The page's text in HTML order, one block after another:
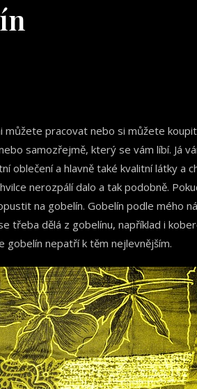
můžete pracovat nebo si můžete
samozřejmě, který se vám líbí. Já
oblečení a hlavně také kvalitní látky a
nerozpálí dalo a tak podobně.
na gobelín. Gobelín podle mého
třeba dělá z gobelínu, například i
gobelín nepatří k těm nejlevnějším.